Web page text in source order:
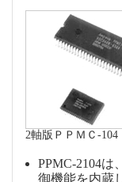
2軸版ＰＰＭＣ-104
PPMC-2104は
御機能を内蔵